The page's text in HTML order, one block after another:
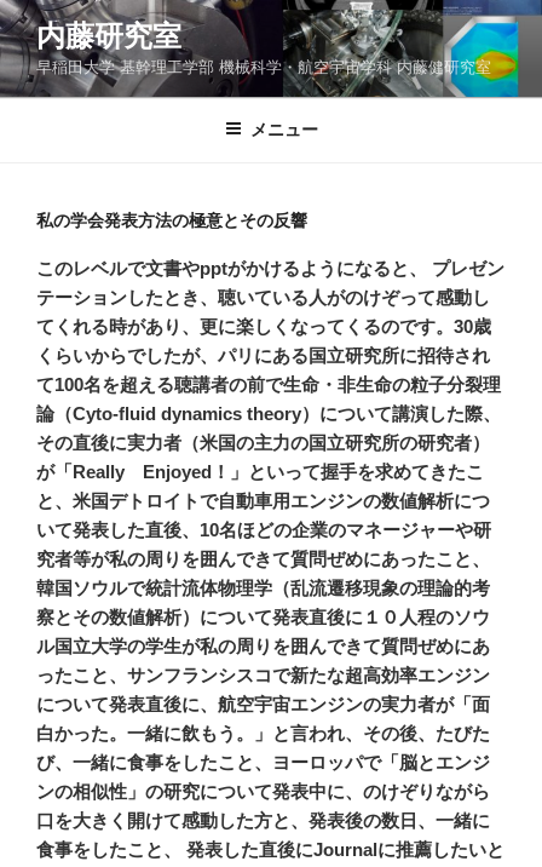
コ
ン
テ
ン
内藤研究室
早稲田大学 基幹理工学部 機械科学・航空宇宙学科 内藤健研究室
メニュー
私の学会発表方法の極意とその反響
このレベルで文書やpptがかけるようになると、
プレゼン
テーションしたとき、聴いている人がのけぞって感動し
てくれる時があり、更に楽しくなってくるのです。30歳
くらいからでしたが、パリにある国立研究所に招待され
て100名を超える聴講者の前で生命・非生命の粒子分裂理
論（Cyto-fluid dynamics theory）について講演した際、
その直後に実力者（米国の主力の国立研究所の研究者）
が「Really Enjoyed！」といって握手を求めてきたこ
と、米国デトロイトで自動車用エンジンの数値解析につ
いて発表した直後、10名ほどの企業のマネージャーや研
究者等が私の周りを囲んできて質問ぜめにあったこと、
韓国ソウルで統計流体物理学（乱流遷移現象の理論的考
察とその数値解析）について発表直後に１０人程のソウ
ル国立大学の学生が私の周りを囲んできて質問ぜめにあ
ったこと、サンフランシスコで新たな超高効率エンジン
について発表直後に、航空宇宙エンジンの実力者が「面
白かった。一緒に飲もう。」と言われ、その後、たびた
び、一緒に食事をしたこと、ヨーロッパで「脳とエンジ
ンの相似性」の研究について発表中に、のけぞりながら
口を大きく開けて感動した方と、発表後の数日、一緒に
食事をしたこと、
発表した直後にJournalに推薦したいと